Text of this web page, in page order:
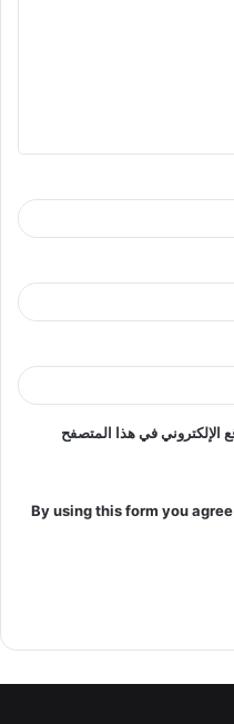
الإلكتروني في هذا المتصفح
By using this form you